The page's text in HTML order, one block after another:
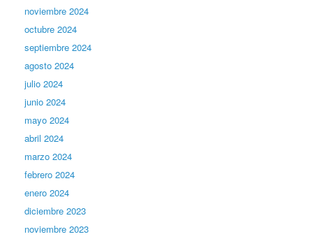
noviembre 2024
octubre 2024
septiembre 2024
agosto 2024
julio 2024
junio 2024
mayo 2024
abril 2024
marzo 2024
febrero 2024
enero 2024
diciembre 2023
noviembre 2023